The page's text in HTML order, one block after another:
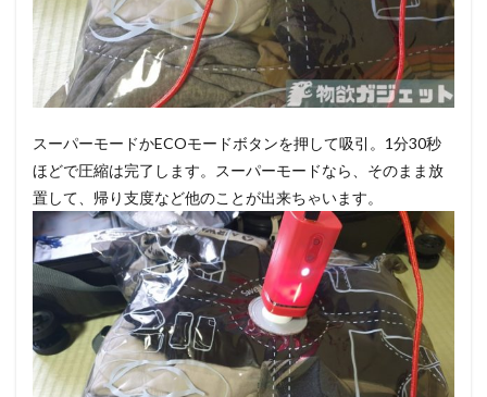
スーパーモードかECOモードボタンを押して吸引。1分30秒
ほどで圧縮は完了します。スーパーモードなら、そのまま放
置して、帰り支度など他のことが出来ちゃいます。